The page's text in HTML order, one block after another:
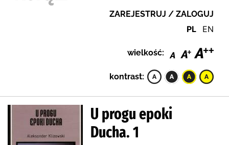
ZAREJESTRUJ / ZALOGUJ
PL EN
wielkość:
kontrast:
U progu epoki
Ducha. 1